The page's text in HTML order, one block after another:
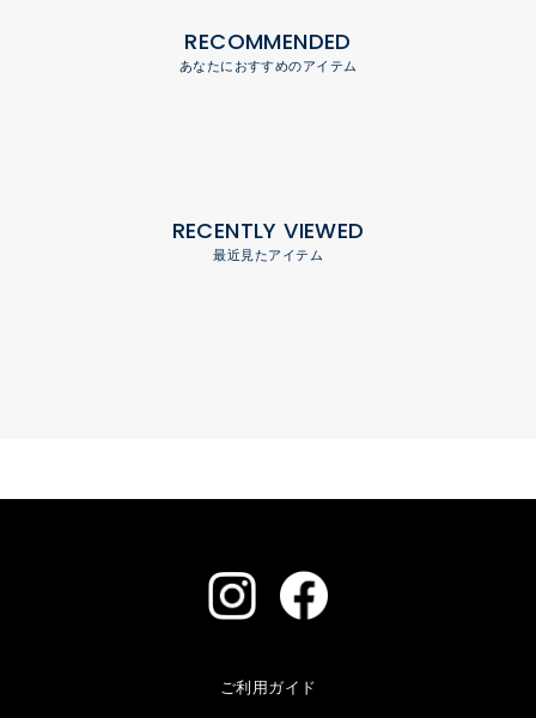
RECOMMENDED
あなたにおすすめのアイテム
RECENTLY VIEWED
最近見たアイテム
ご利用ガイド